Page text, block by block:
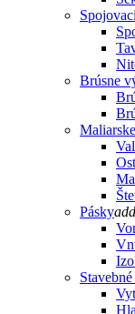
Brúsne
Páskyadd